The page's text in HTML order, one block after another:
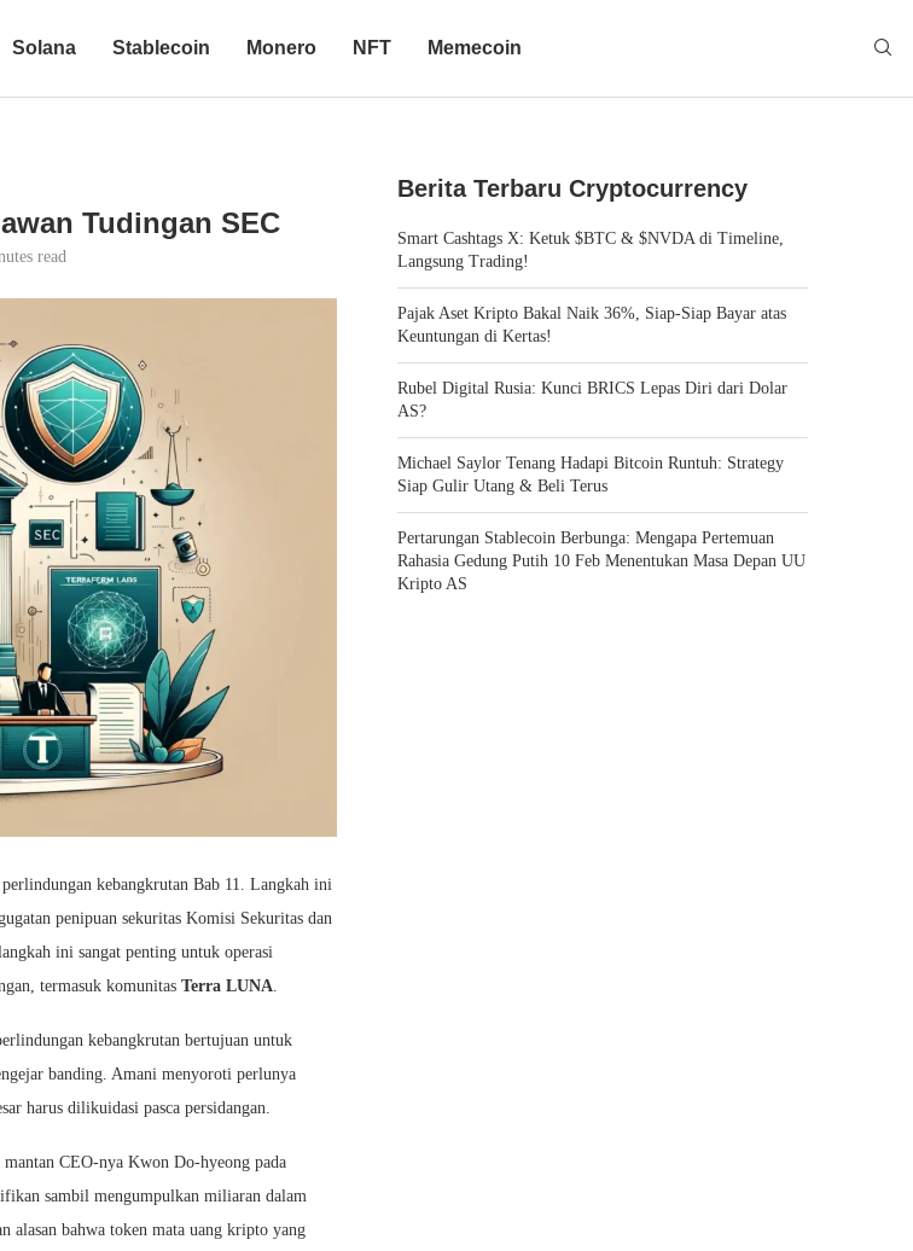
Solana Stablecoin Monero NFT Memecoin
Tudingan SEC
read
kebangkrutan Bab 11. Langkah ini
penipuan sekuritas Komisi Sekuritas dan
ini sangat penting untuk operasi
termasuk komunitas Terra LUNA
kebangkrutan bertujuan untuk
banding. Amani menyoroti perlunya
harus dilikuidasi pasca persidangan.
CEO-nya Kwon Do-hyeong pada
sambil mengumpulkan miliaran dalam
alasan bahwa token mata uang kripto yang
Berita Terbaru Cryptocurrency
Smart Cashtags X: Ketuk $BTC & $NVDA di Timeline,
Langsung Trading!
Pajak Aset Kripto Bakal Naik 36%, Siap-Siap Bayar atas
Keuntungan di Kertas!
Rubel Digital Rusia: Kunci BRICS Lepas Diri dari Dolar
AS?
Michael Saylor Tenang Hadapi Bitcoin Runtuh: Strategy
Siap Gulir Utang & Beli Terus
Pertarungan Stablecoin Berbunga: Mengapa Pertemuan
Rahasia Gedung Putih 10 Feb Menentukan Masa Depan UU
Kripto AS